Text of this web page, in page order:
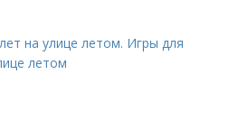
на улице летом. Игры для
летом